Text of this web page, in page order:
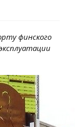
финского